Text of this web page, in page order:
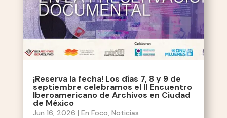
¡Reserva la fecha! Los días 7, 8 y 9 de
septiembre celebramos el II Encuentro
Iberoamericano de Archivos en Ciudad
de México
Jun 16, 2026 | En Foco Noticias